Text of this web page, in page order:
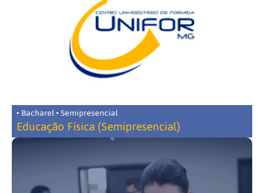
• Bacharel • Semipresencial
Educação Física (Semipresencial)